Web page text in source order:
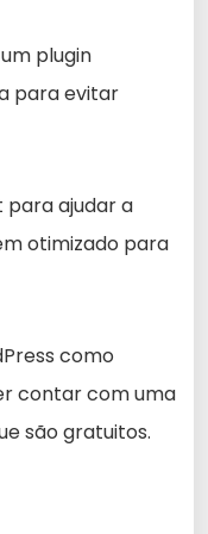
plugin
para evitar
para ajudar a
otimizado para
como
contar com uma
são gratuitos.